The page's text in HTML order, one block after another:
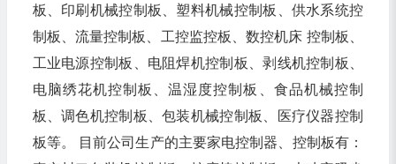
板、印刷机械控制板、塑料机械控制板、供水系统控
制板、流量控制板、工控监控板、数控机床 控制板、
工业电源控制板、电阻焊机控制板、剥线机控制板、
电脑绣花机控制板、温湿度控制板、食品机械控制
板、调色机控制板、包装机械控制板、医疗仪器控制
板等。 目前公司生产的主要家电控制器、控制板有：